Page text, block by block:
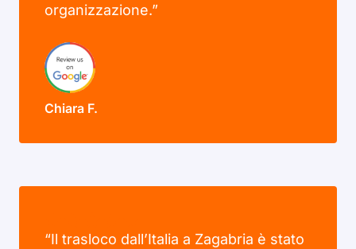
organizzazione.”
Chiara F.
“Il trasloco dall’Italia a Zagabria è stato